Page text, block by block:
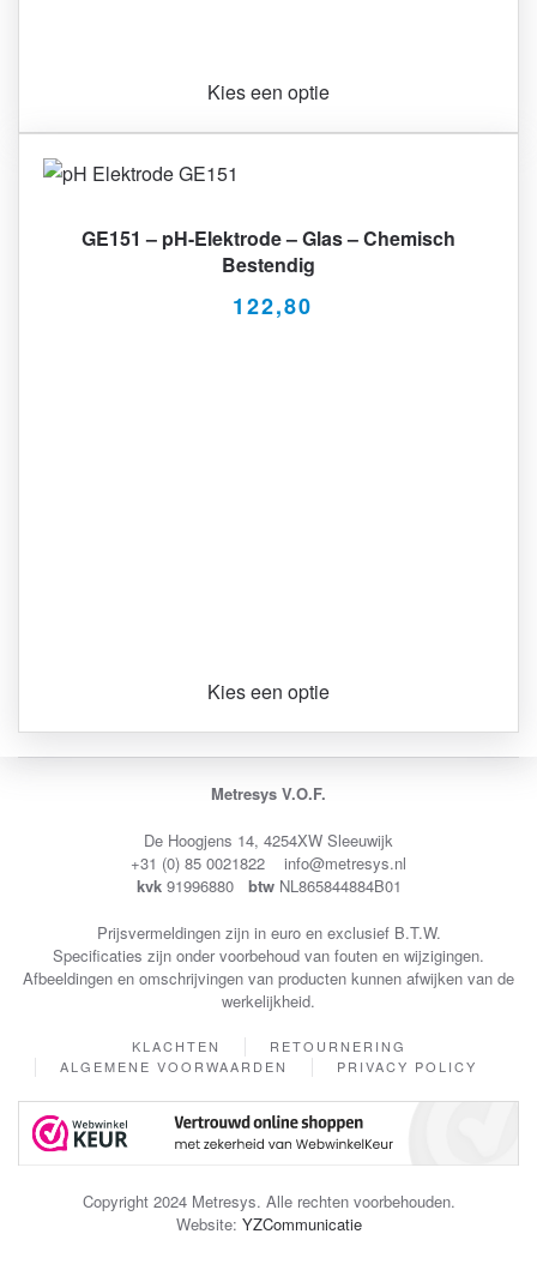
Kies een optie
GE151 – pH-Elektrode – Glas – Chemisch
Bestendig
122,80
Kies een optie
Metresys V.O.F.
De Hoogjens 14, 4254XW Sleeuwijk
+31 (0) 85 0021822 info@metresys.nl
kvk 91996880 btw NL865844884B01
Prijsvermeldingen zijn in euro en exclusief B.T.W.
Specificaties zijn onder voorbehoud van fouten en wijzigingen.
Afbeeldingen en omschrijvingen van producten kunnen afwijken van de
werkelijkheid.
KLACHTEN
RETOURNERING
ALGEMENE VOORWAARDEN
PRIVACY POLICY
Copyright 2024 Metresys. Alle rechten voorbehouden.
Website: YZCommunicatie